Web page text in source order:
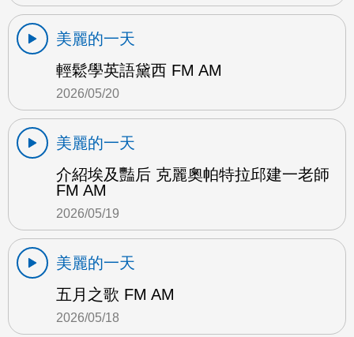
美麗的一天
輕鬆學英語黛西 FM AM
2026/05/20
美麗的一天
介紹埃及豔后 克麗奧帕特拉邱建一老師
FM AM
2026/05/19
美麗的一天
五月之歌 FM AM
2026/05/18